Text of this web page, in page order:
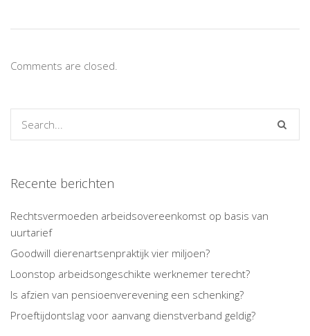
Comments are closed.
Recente berichten
Rechtsvermoeden arbeidsovereenkomst op basis van
uurtarief
Goodwill dierenartsenpraktijk vier miljoen?
Loonstop arbeidsongeschikte werknemer terecht?
Is afzien van pensioenverevening een schenking?
Proeftijdontslag voor aanvang dienstverband geldig?